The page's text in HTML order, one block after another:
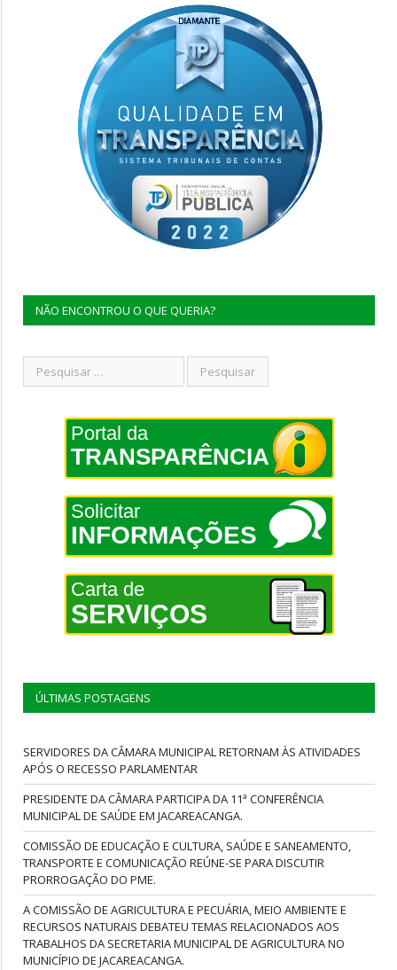
NÃO ENCONTROU O QUE QUERIA?
Portal da
TRANSPARÊNCIA
Solicitar
INFORMAÇÕES
Carta de
SERVIÇOS
ÚLTIMAS POSTAGENS
SERVIDORES DA CÂMARA MUNICIPAL RETORNAM ÀS ATIVIDADES
APÓS O RECESSO PARLAMENTAR
PRESIDENTE DA CÂMARA PARTICIPA DA 11ª CONFERÊNCIA
MUNICIPAL DE SAÚDE EM JACAREACANGA.
COMISSÃO DE EDUCAÇÃO E CULTURA, SAÚDE E SANEAMENTO,
TRANSPORTE E COMUNICAÇÃO REÚNE-SE PARA DISCUTIR
PRORROGAÇÃO DO PME.
A COMISSÃO DE AGRICULTURA E PECUÁRIA, MEIO AMBIENTE E
RECURSOS NATURAIS DEBATEU TEMAS RELACIONADOS AOS
TRABALHOS DA SECRETARIA MUNICIPAL DE AGRICULTURA NO
MUNICÍPIO DE JACAREACANGA.